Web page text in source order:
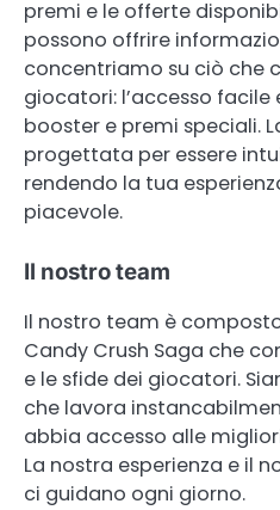
premi e le offerte
possono offrire
concentriamo su ciò che
giocatori: l’accesso facile
booster e premi speciali.
progettata per essere
rendendo la tua
piacevole.
Il nostro team
Il nostro team è
Candy Crush Saga che
e le sfide dei giocatori.
che lavora
abbia accesso alle
La nostra esperienza e il
ci guidano ogni giorno.